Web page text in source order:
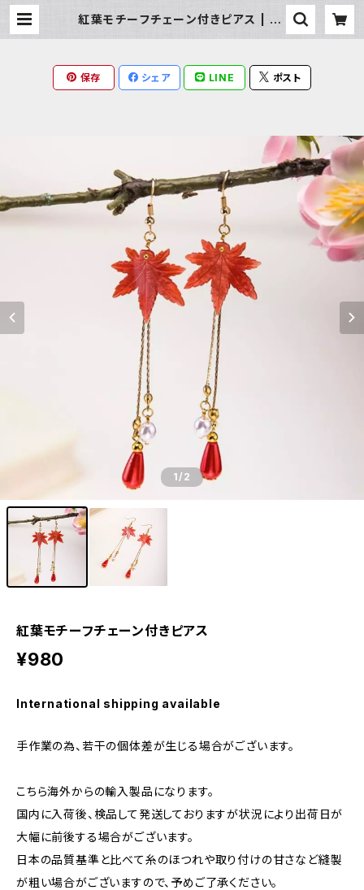
紅葉モチーフチェーン付きピアス | Mi
保存 シェア LINE ポスト
1/2
紅葉モチーフチェーン付きピアス
¥980
International shipping available
手作業の為、若干の個体差が生じる場合がございます。
こちら海外からの輸入製品になります。
国内に入荷後、検品して発送しておりますが状況により出荷日が
大幅に前後する場合がございます。
日本の品質基準と比べて糸のほつれや取り付けの甘さなど縫製
が粗い場合がございますので、予めご了承ください。